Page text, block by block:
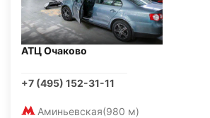
АТЦ Очаково
+7 (495) 152-31-11
Аминьевская(980 м)